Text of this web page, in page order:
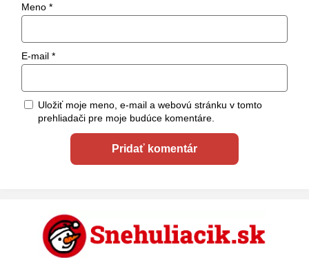
Meno *
E-mail *
Uložiť moje meno, e-mail a webovú stránku v tomto
prehliadači pre moje budúce komentáre.